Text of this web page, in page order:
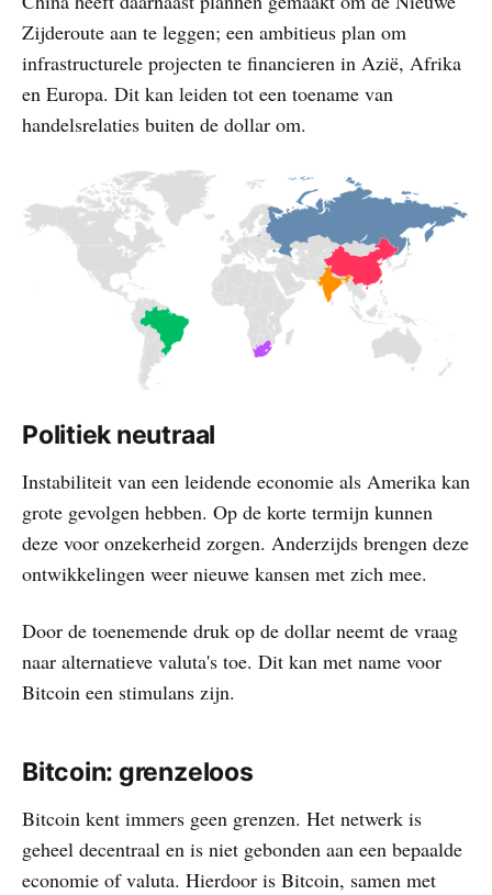
Zijderoute aan te leggen; een ambitieus plan om
infrastructurele projecten te financieren in Azië, Afrika
en Europa. Dit kan leiden tot een toename van
handelsrelaties buiten de dollar om.
Politiek neutraal
Instabiliteit van een leidende economie als Amerika kan
grote gevolgen hebben. Op de korte termijn kunnen
deze voor onzekerheid zorgen. Anderzijds brengen deze
ontwikkelingen weer nieuwe kansen met zich mee.
Door de toenemende druk op de dollar neemt de vraag
naar alternatieve valuta's toe. Dit kan met name voor
Bitcoin een stimulans zijn.
Bitcoin: grenzeloos
Bitcoin kent immers geen grenzen. Het netwerk is
geheel decentraal en is niet gebonden aan een bepaalde
economie of valuta. Hierdoor is Bitcoin, samen met